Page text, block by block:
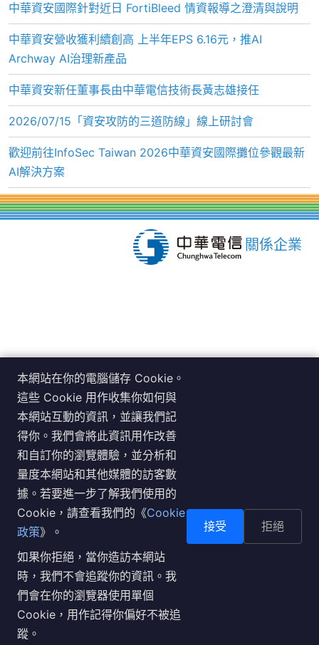
中華資安國際針對近日 FortiBleed 情資報導之澄清與說明
中華資安營收獲利續創高 上半年EPS 6.16元，推AI
Archway AI治理新產品
中華資安新任董事長由中華電信技術長黃志雄接任
2026/07/15「資安攻防的三道防線」線上研討會
歡迎前往InfoSec Taiwan 2026中華資安國際攤位參觀最新
AI解決方案
關係企業
服務據點（台北）：100019 台北市中正區杭州南路一段 26
號 8 樓
服務據點（台中）：408030 台中市南屯區文心路一段 351
號 2 樓
服務據點（高雄）：813310 高雄市左營區至聖路 200 號 7
樓
聯繫電話：台北 02-2343-1628，台中 04-2369-2214，高
雄 07-262-6260
客服專線：02-2343-2228，周一至周五上午9:00-12:00與
下午1:30-5:30
客服信箱：
個人資料蒐集告知聲明
本網站在你的電腦儲存 Cookie。
這些 Cookie 用作收集你如何與
本網站互動的資訊，並讓我們記
得你。我們會將此資訊用作改善
和自訂你的瀏覽體驗，並分析和
量度本網站和其他媒體的訪客數
據。若要進一步了解我們使用的
Cookie，請查看我們的《Cookie
政策》。
如果你拒絕，當你造訪本網站
時，我們不會追蹤你的資訊。我
們會在你的瀏覽器使用單個
Cookie，用作記得你偏好不被追
蹤。
接受 拒絕